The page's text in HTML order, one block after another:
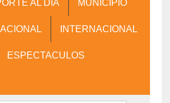
AL DIA MUNICIPIO
INTERNACIONAL
ESPECTACULOS